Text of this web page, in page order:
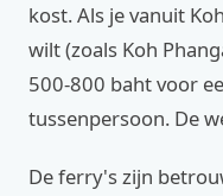
kost. Als je vanuit
wilt (zoals Koh
500-800 baht voor
tussenpersoon. De
De ferry's zijn